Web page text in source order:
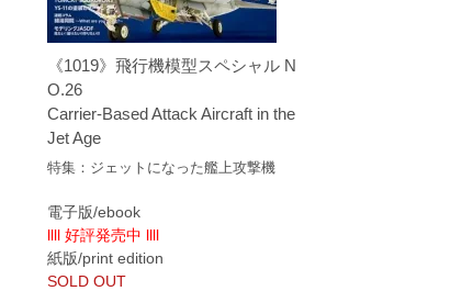
《1019》飛行機模型スペシャル N
O.26
Carrier-Based Attack Aircraft in the
Jet Age
特集：ジェットになった艦上攻撃機
電子版/ebook
llll 好評発売中 llll
紙版/print edition
SOLD OUT